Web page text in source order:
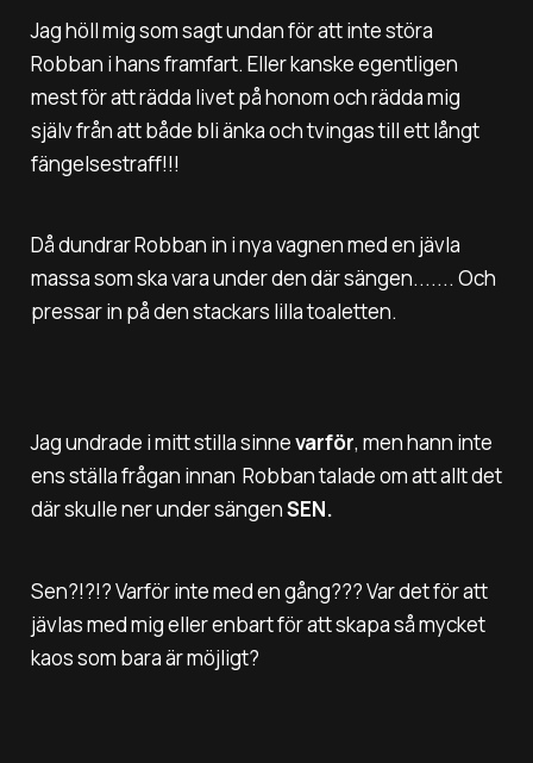
Jag höll mig som sagt undan för att inte störa
Robban i hans framfart. Eller kanske egentligen
mest för att rädda livet på honom och rädda mig
själv från att både bli änka och tvingas till ett långt
fängelsestraff!!!
Då dundrar Robban in i nya vagnen med en jävla
massa som ska vara under den där sängen....... Och
pressar in på den stackars lilla toaletten.
Jag undrade i mitt stilla sinnevarför, men hann inte
ens ställa frågan innan Robban talade om att allt det
där skulle ner under sängenSEN.
Sen?!?!? Varför inte med en gång??? Var det för att
jävlas med mig eller enbart för att skapa så mycket
kaos som bara är möjligt?